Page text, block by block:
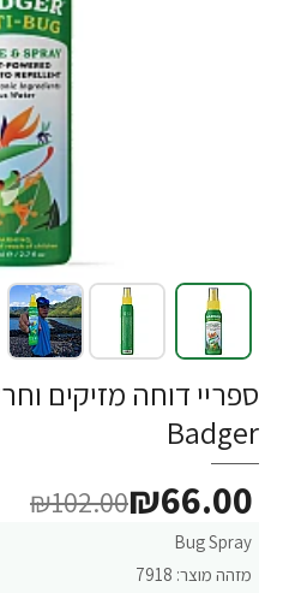
Badger
Bug Spray
מזהה מוצר: 7918
₪66.00
₪102.00